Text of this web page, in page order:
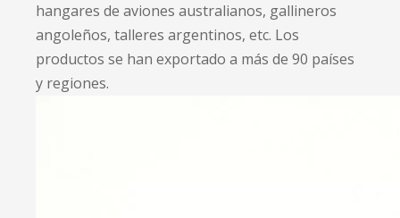
hangares de aviones australianos, gallineros
angoleños, talleres argentinos, etc. Los
productos se han exportado a más de 90 países
y regiones.